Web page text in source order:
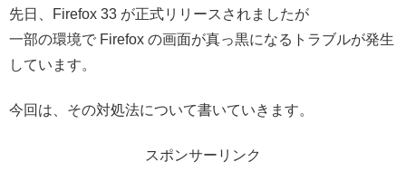
先日、Firefox 33 が正式リリースされましたが
一部の環境で Firefox の画面が真っ黒になるトラブルが発生
しています。
今回は、その対処法について書いていきます。
スポンサーリンク